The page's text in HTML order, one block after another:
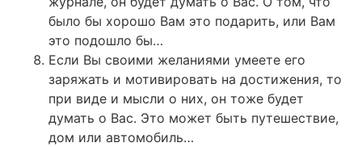
было бы хорошо Вам это подарить, или Вам
это подошло бы…
Если Вы своими желаниями умеете его
заряжать и мотивировать на достижения, то
при виде и мысли о них, он тоже будет
думать о Вас. Это может быть путешествие,
дом или автомобиль…